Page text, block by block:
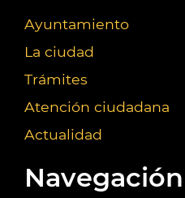
Ayuntamiento
La ciudad
Trámites
Atención ciudadana
Actualidad